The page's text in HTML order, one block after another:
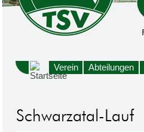
Verein Abteilungen